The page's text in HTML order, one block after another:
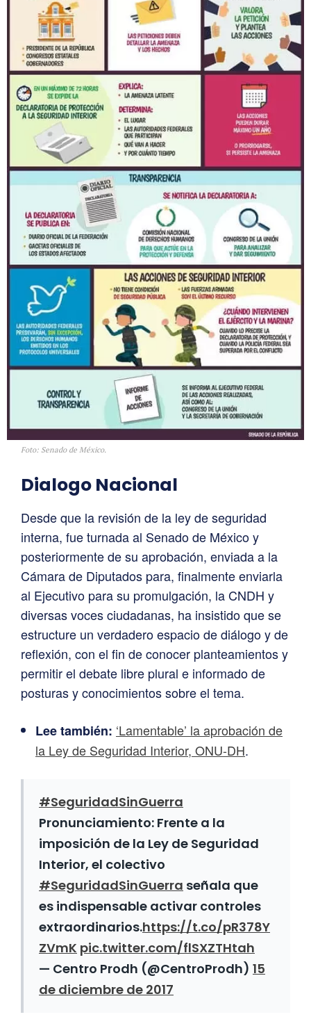
Foto: Senado de México.
Dialogo Nacional
Desde que la revisión de la ley de seguridad
interna, fue turnada al Senado de México y
posteriormente de su aprobación, enviada a la
Cámara de Diputados para, finalmente enviarla
al Ejecutivo para su promulgación, la CNDH y
diversas voces ciudadanas, ha insistido que se
estructure un verdadero espacio de diálogo y de
reflexión, con el fin de conocer planteamientos y
permitir el debate libre plural e informado de
posturas y conocimientos sobre el tema.
Lee también: ‘Lamentable’ la aprobación de
la Ley de Seguridad Interior, ONU-DH.
#SeguridadSinGuerra
Pronunciamiento: Frente a la
imposición de la Ley de Seguridad
Interior, el colectivo
#SeguridadSinGuerra señala que
es indispensable activar controles
extraordinarios.https://t.co/pR378Y
ZVmK pic.twitter.com/flSXZTHtah
— Centro Prodh (@CentroProdh) 15
de diciembre de 2017